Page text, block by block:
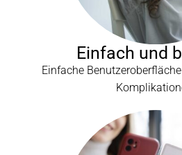
Einfach und
Einfache